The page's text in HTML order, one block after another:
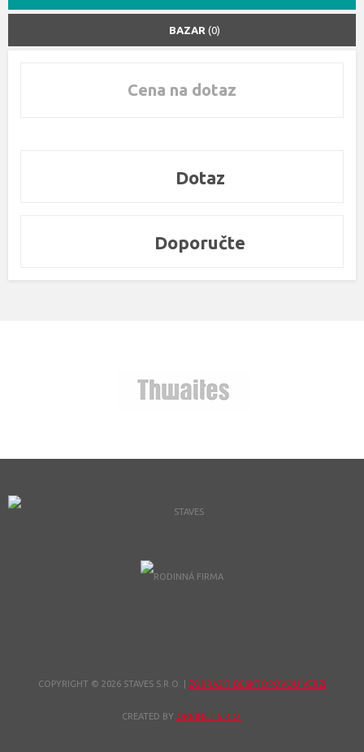
BAZAR (0)
Cena na dotaz
Dotaz
Doporučte
COPYRIGHT © 2026 STAVES S.R.O. ZOBRAZIT DESKTOPOVOU VERZI
CREATED BY ORBINET S.R.O.